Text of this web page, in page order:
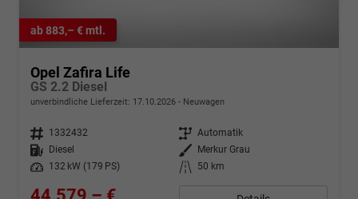
ab 883,– € mtl.
Opel Zafira Life
GS 2.2 Diesel
unverbindliche Lieferzeit: 17.10.2026 Neuwagen
Fahrzeugnr. 1332432 Getriebe Automatik
Kraftstoff
Diesel Außenfarbe
Merkur Grau
Leistung
132 kW (179 PS) Kilometerstand 50 km